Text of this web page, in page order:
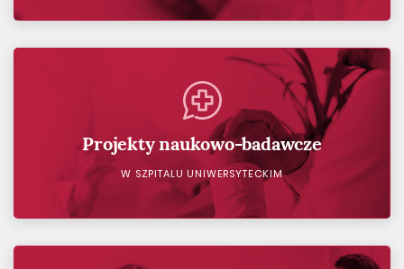
Projekty naukowo-badawcze
W SZPITALU UNIWERSYTECKIM